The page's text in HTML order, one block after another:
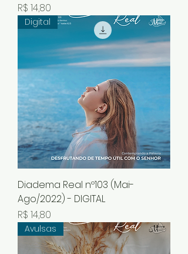
Preço
R$ 14,80
Digital
Diadema Real nº103 (Mai-
Ago/2022) - DIGITAL
Preço
R$ 14,80
Avulsas